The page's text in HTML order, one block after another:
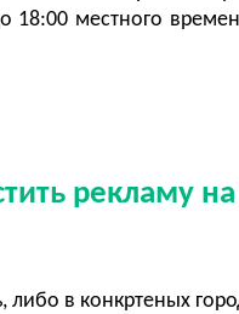
18:00 местного
рекламу на
в конкртеных